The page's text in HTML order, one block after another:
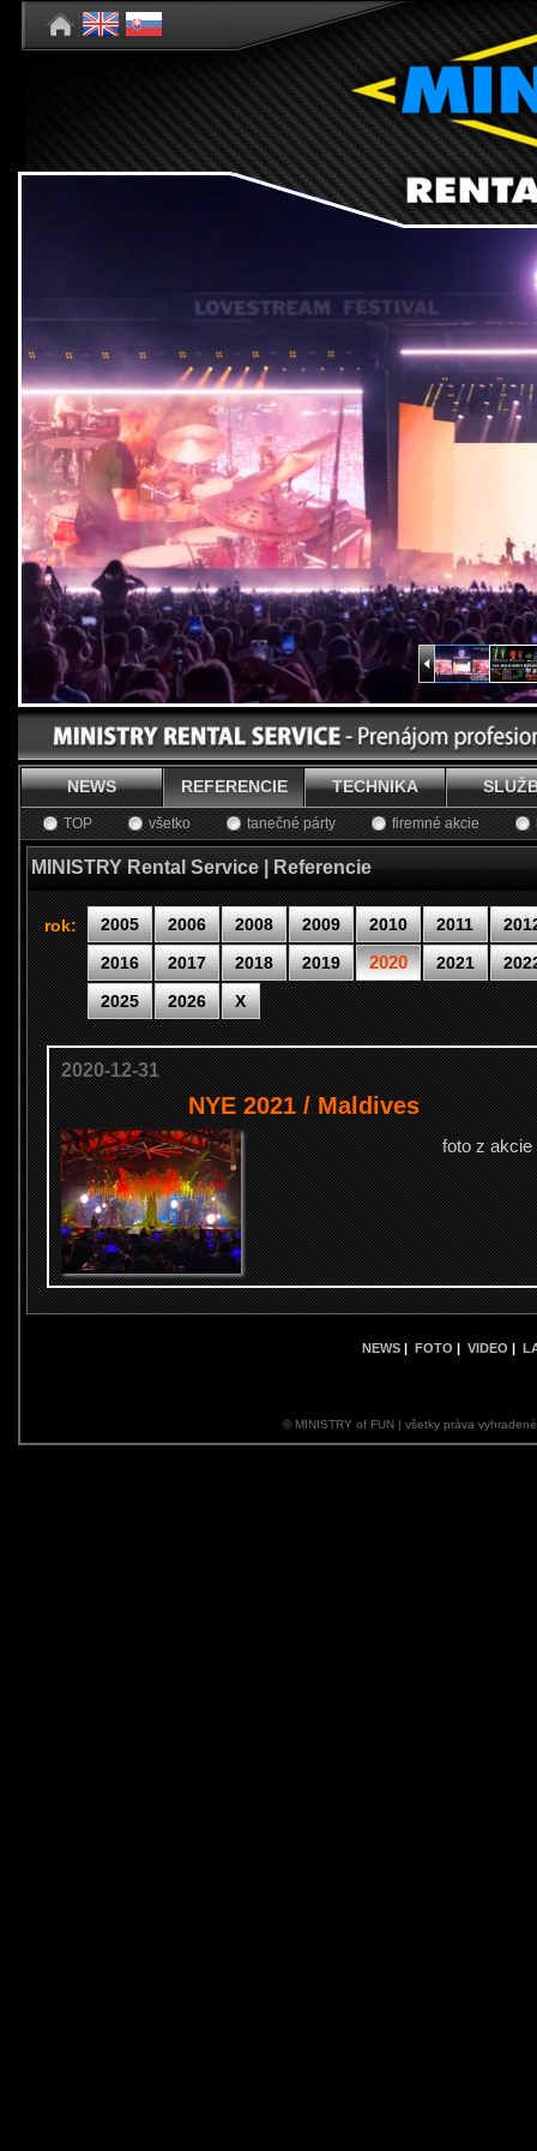
NEWS REFERENCIE TECHNIKA
TOP všetko tanečné párty firemné akcie
MINISTRY Rental Service | Referencie
rok: 2005 2006 2008 2009 2010 2011
2016
2017 2018 2019 2020 2021
2025
2026 X
2020-12-31
NYE 2021 / Maldives
foto z akcie
NEWS | FOTO | VIDEO |
© MINISTRY of FUN | všetky práva